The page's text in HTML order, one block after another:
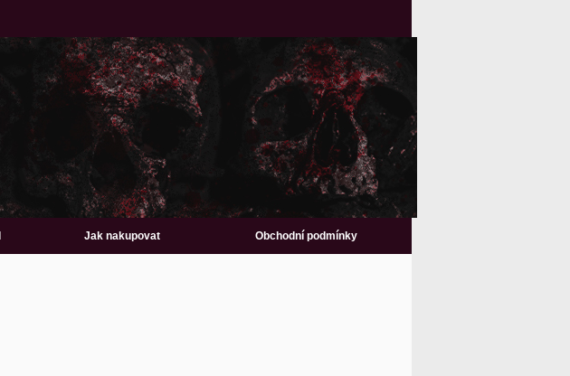
Jak nakupovat Obchodní podmínky